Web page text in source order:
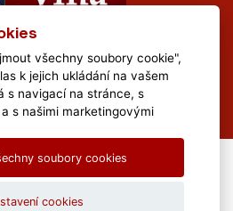
Brněnska © 2020, Webdesign by
všechny soubory cookie",
k jejich ukládání na vašem
s navigací na stránce, s
s našimi marketingovými
soubory cookies
cookies